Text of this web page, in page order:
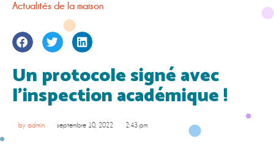
Actualités de la maison
Un protocole signé avec
l’inspection académique !
by admin septembre 10, 2022 2:43 pm